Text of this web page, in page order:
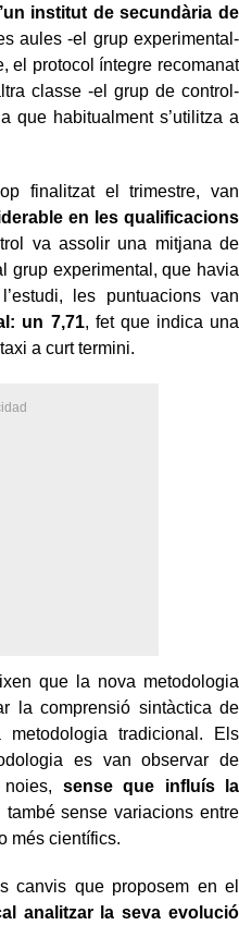
institut de secundària de
aules -el grup experimental-
el protocol íntegre recomanat
classe -el grup de control-
que habitualment s’utilitza a
finalitzat el trimestre, van
en les qualificacions
va assolir una mitjana de
grup experimental, que havia
les puntuacions van
un 7,71, fet que indica una
a curt termini.
que la nova metodologia
la comprensió sintàctica de
metodologia tradicional. Els
es van observar de
sense que influís la
també sense variacions entre
més científics.
canvis que proposem en el
analitzar la seva evolució